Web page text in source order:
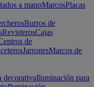
a manoMarcosPlacas
Burros de
RevisterosCajas
de
JarronesMarcos de
decorativaIluminación para